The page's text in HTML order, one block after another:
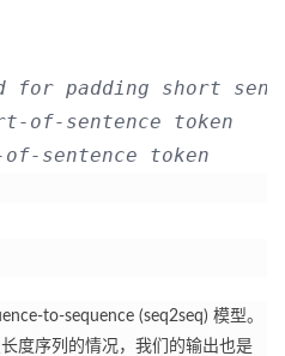
for padding short
of-sentence token
of-sentence token
to-sequence (seq2seq) 模型。
度序列的情况，我们的输出也是